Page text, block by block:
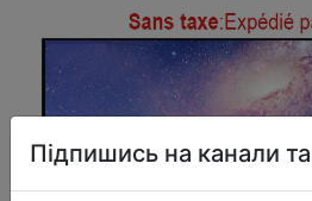
Підпишись на канали